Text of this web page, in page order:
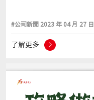
#公司新聞 2023 年 04 月 27 日
了解更多